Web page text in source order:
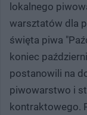
lokalnego
warsztatów dla
święta piwa
koniec
postanowili na
piwowarstwo i
kontraktowego.